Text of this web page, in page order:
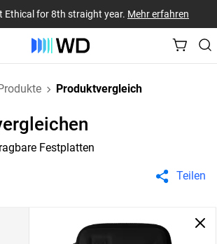
Ethical for 8th straight year. Mehr erfahren
Produktvergleich
Festplatten
Teilen